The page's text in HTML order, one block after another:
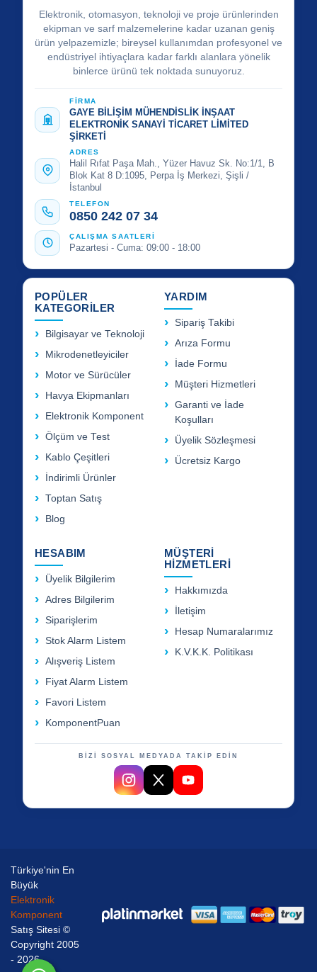
Elektronik, otomasyon, teknoloji ve proje ürünlerinden
ekipman ve sarf malzemelerine kadar uzanan geniş
ürün yelpazemizle; bireysel kullanımdan profesyonel ve
endüstriyel ihtiyaçlara kadar farklı alanlara yönelik
binlerce ürünü tek noktada sunuyoruz.
FİRMA
GAYE BİLİŞİM MÜHENDİSLİK İNŞAAT
ELEKTRONİK SANAYİ TİCARET LİMİTED
ŞİRKETİ
ADRES
Halil Rıfat Paşa Mah., Yüzer Havuz Sk. No:1/1, B
Blok Kat 8 D:1095, Perpa İş Merkezi, Şişli /
İstanbul
TELEFON
0850 242 07 34
ÇALIŞMA SAATLERİ
Pazartesi - Cuma: 09:00 - 18:00
POPÜLER
KATEGORİLER
Bilgisayar ve Teknoloji
Mikrodenetleyiciler
Motor ve Sürücüler
Havya Ekipmanları
Elektronik Komponent
Ölçüm ve Test
Kablo Çeşitleri
İndirimli Ürünler
Toptan Satış
Blog
YARDIM
Sipariş Takibi
Arıza Formu
İade Formu
Müşteri Hizmetleri
Garanti ve İade
Koşulları
Üyelik Sözleşmesi
Ücretsiz Kargo
HESABIM
Üyelik Bilgilerim
Adres Bilgilerim
Siparişlerim
Stok Alarm Listem
Alışveriş Listem
Fiyat Alarm Listem
Favori Listem
KomponentPuan
MÜŞTERİ
HİZMETLERİ
Hakkımızda
İletişim
Hesap Numaralarımız
K.V.K.K. Politikası
BİZİ SOSYAL MEDYADA TAKİP EDİN
Türkiye'nin En
Büyük
Elektronik
Komponent
Satış Sitesi ©
Copyright 2005
- 2026